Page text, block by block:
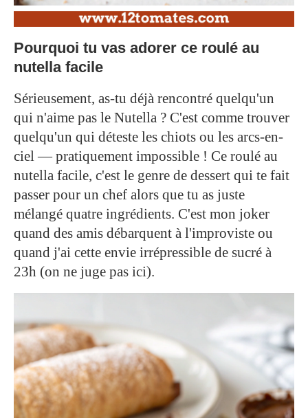
Pourquoi tu vas adorer ce roulé au
nutella facile
Sérieusement, as-tu déjà rencontré quelqu'un
qui n'aime pas le Nutella ? C'est comme trouver
quelqu'un qui déteste les chiots ou les arcs-en-
ciel — pratiquement impossible ! Ce roulé au
nutella facile, c'est le genre de dessert qui te fait
passer pour un chef alors que tu as juste
mélangé quatre ingrédients. C'est mon joker
quand des amis débarquent à l'improviste ou
quand j'ai cette envie irrépressible de sucré à
23h (on ne juge pas ici).